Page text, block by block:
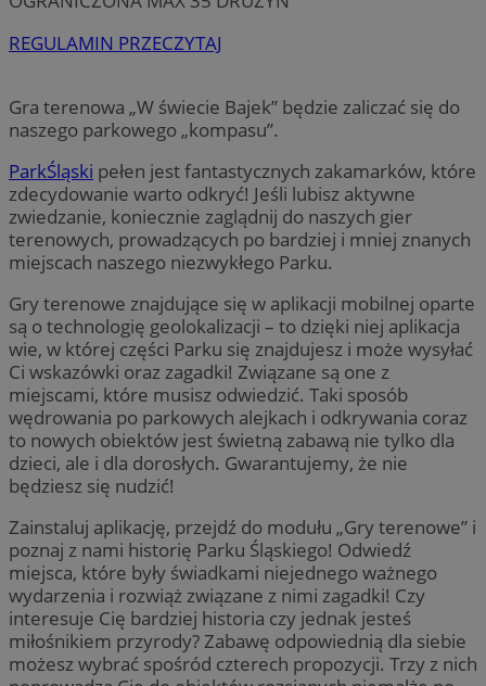
REGULAMIN PRZECZYTAJ
Gra terenowa „W świecie Bajek” będzie zaliczać się do
naszego parkowego „kompasu”.
ParkŚląski pełen jest fantastycznych zakamarków, które
zdecydowanie warto odkryć! Jeśli lubisz aktywne
zwiedzanie, koniecznie zaglądnij do naszych gier
terenowych, prowadzących po bardziej i mniej znanych
miejscach naszego niezwykłego Parku.
Gry terenowe znajdujące się w aplikacji mobilnej oparte
są o technologię geolokalizacji – to dzięki niej aplikacja
wie, w której części Parku się znajdujesz i może wysyłać
Ci wskazówki oraz zagadki! Związane są one z
miejscami, które musisz odwiedzić. Taki sposób
wędrowania po parkowych alejkach i odkrywania coraz
to nowych obiektów jest świetną zabawą nie tylko dla
dzieci, ale i dla dorosłych. Gwarantujemy, że nie
będziesz się nudzić!
Zainstaluj aplikację, przejdź do modułu „Gry terenowe” i
poznaj z nami historię Parku Śląskiego! Odwiedź
miejsca, które były świadkami niejednego ważnego
wydarzenia i rozwiąż związane z nimi zagadki! Czy
interesuje Cię bardziej historia czy jednak jesteś
miłośnikiem przyrody? Zabawę odpowiednią dla siebie
możesz wybrać spośród czterech propozycji. Trzy z nich